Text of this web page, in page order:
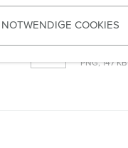
COOKIES
PDF, 212 KB
PNG, 147 KB